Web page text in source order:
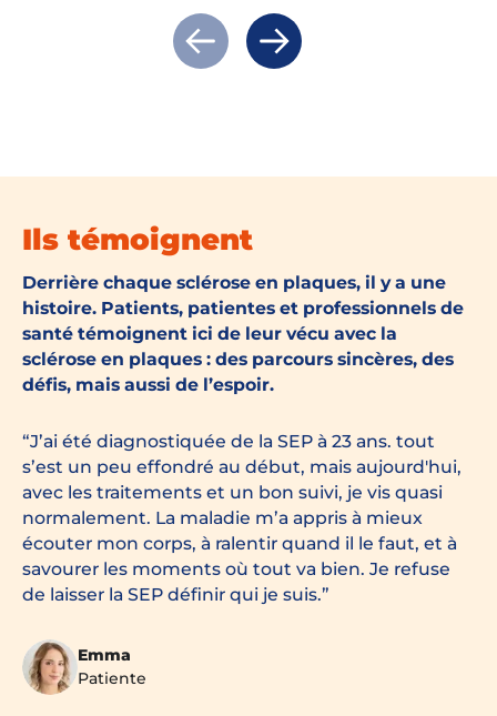
Actualité précédente
Actualité suivante
Ils témoignent
Derrière chaque sclérose en plaques, il y a une
histoire. Patients, patientes et professionnels de
santé témoignent ici de leur vécu avec la
sclérose en plaques : des parcours sincères, des
défis, mais aussi de l’espoir.
J’ai été diagnostiquée de la SEP à 23 ans. tout
s’est un peu effondré au début, mais aujourd'hui,
avec les traitements et un bon suivi, je vis quasi
normalement. La maladie m’a appris à mieux
écouter mon corps, à ralentir quand il le faut, et à
savourer les moments où tout va bien. Je refuse
de laisser la SEP définir qui je suis.
Emma
Patiente